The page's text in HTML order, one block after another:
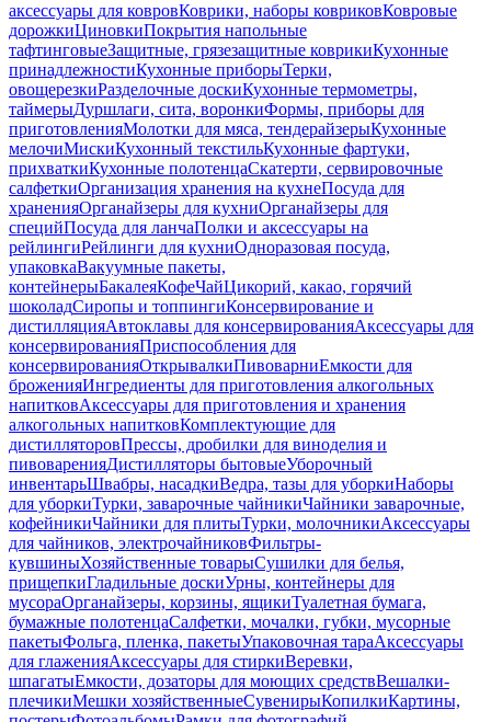
аксессуары для ковровКоврики, наборы ковриковКовровые
дорожкиЦиновкиПокрытия напольные
тафтинговыеЗащитные, грязезащитные коврикиКухонные
принадлежностиКухонные приборыТерки,
овощерезкиРазделочные доскиКухонные термометры,
таймерыДуршлаги, сита, воронкиФормы, приборы для
приготовленияМолотки для мяса, тендерайзерыКухонные
мелочиМискиКухонный текстильКухонные фартуки,
прихваткиКухонные полотенцаСкатерти, сервировочные
салфеткиОрганизация хранения на кухнеПосуда для
храненияОрганайзеры для кухниОрганайзеры для
специйПосуда для ланчаПолки и аксессуары на
рейлингиРейлинги для кухниОдноразовая посуда,
упаковкаВакуумные пакеты,
контейнерыБакалеяКофеЧайЦикорий, какао, горячий
шоколадСиропы и топпингиКонсервирование и
дистилляцияАвтоклавы для консервированияАксессуары для
консервированияПриспособления для
консервированияОткрывалкиПивоварниЕмкости для
броженияИнгредиенты для приготовления алкогольных
напитковАксессуары для приготовления и хранения
алкогольных напитковКомплектующие для
дистилляторовПрессы, дробилки для виноделия и
пивоваренияДистилляторы бытовыеУборочный
инвентарьШвабры, насадкиВедра, тазы для уборкиНаборы
для уборкиТурки, заварочные чайникиЧайники заварочные,
кофейникиЧайники для плитыТурки, молочникиАксессуары
для чайников, электрочайниковФильтры-
кувшиныХозяйственные товарыСушилки для белья,
прищепкиГладильные доскиУрны, контейнеры для
мусораОрганайзеры, корзины, ящикиТуалетная бумага,
бумажные полотенцаСалфетки, мочалки, губки, мусорные
пакетыФольга, пленка, пакетыУпаковочная тараАксессуары
для глаженияАксессуары для стиркиВеревки,
шпагатыЕмкости, дозаторы для моющих средствВешалки-
плечикиМешки хозяйственныеСувенирыКопилкиКартины,